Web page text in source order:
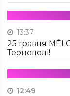
13:37
25 травня
Тернополі!
12:49